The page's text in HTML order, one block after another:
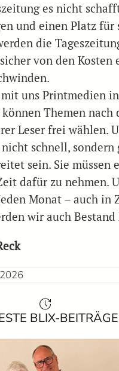
es nicht
und einen Platz für
die
von den Kosten
uns Printmedien
Themen nach
Leser frei wählen.
schnell, sondern
sein. Sie müssen
dafür zu nehmen.
Monat – auch in
wir auch Bestand
BLIX-BEITRÄGE